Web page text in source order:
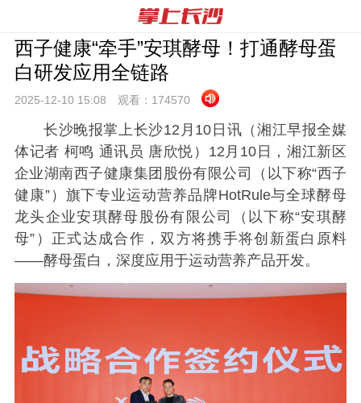
西子健康“牵手”安琪酵母！打通酵母蛋
白研发应用全链路
2025-12-10 15:08 观看： 174570
长沙晚报掌上长沙12月10日讯（湘江早报全媒
体记者 柯鸣 通讯员 唐欣悦）12月10日，湘江新区
企业湖南西子健康集团股份有限公司（以下称“西子
健康”）旗下专业运动营养品牌HotRule与全球酵母
龙头企业安琪酵母股份有限公司（以下称“安琪酵
母”）正式达成合作，双方将携手将创新蛋白原料
——酵母蛋白，深度应用于运动营养产品开发。